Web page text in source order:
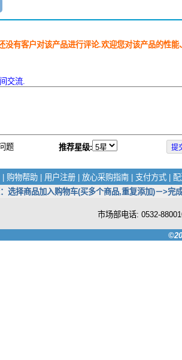
没有客户对该产品进行评论.欢迎您对该产品的性
交流.
题 推荐星级:
购物帮助 用户注册 放心采购指南 支付方式
选择商品加入购物车(买多个商品,重复添加)－>
市场部电话: 0532-